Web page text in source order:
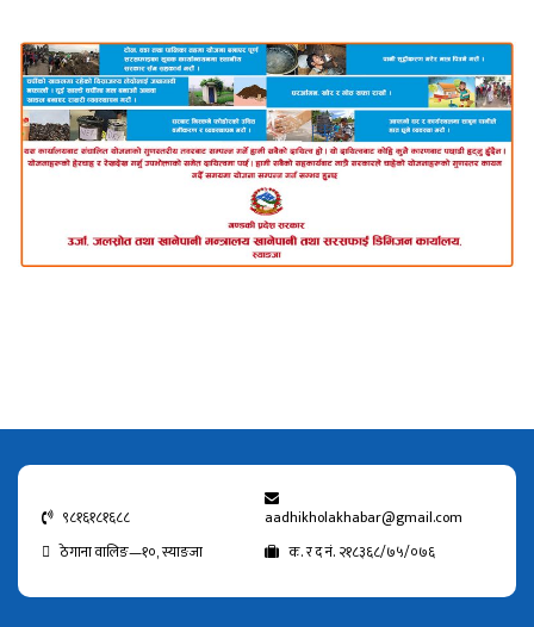
९८१६१८१६८८
aadhikholakhabar@gmail.com
ठेगाना वालिङ—१०, स्याङजा
क. र द नं. २१८३६८/७५/०७६